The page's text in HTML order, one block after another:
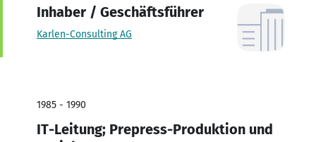
Inhaber / Geschäftsführer
Karlen-Consulting AG
1985 - 1990
IT-Leitung; Prepress-Produktion und